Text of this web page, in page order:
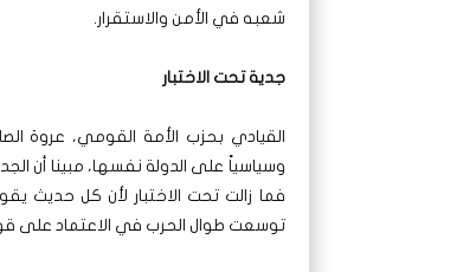
شعبه في الأمن والاستقرار.
جدية تحت الاختبار
القيادي بحزب الأمة القومي، عروة
وسياسياً على الدولة نفسها، مبينا أن
فما زالت تحت الاختبار لأن كل حديث
توسعت طوال الحرب في الاعتماد على قوى